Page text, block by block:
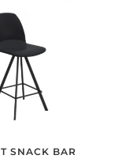
SNACK BAR